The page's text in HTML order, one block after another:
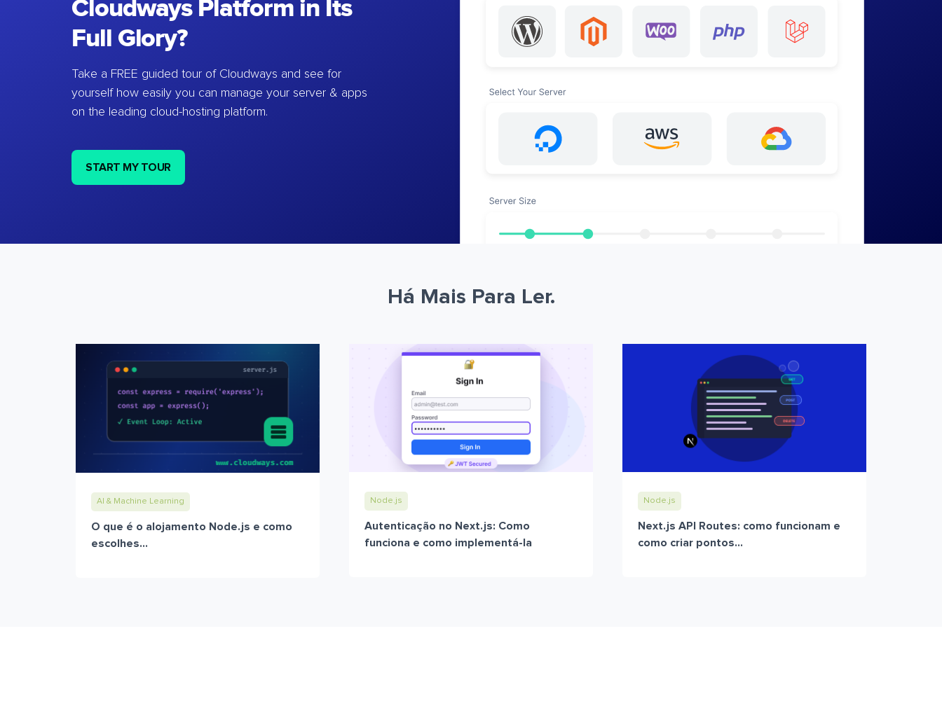
Cloudways Platform in Its
Full Glory?
Take a FREE guided tour of Cloudways and see for
yourself how easily you can manage your server & apps
on the leading cloud-hosting platform.
START MY TOUR
Há Mais Para Ler.
AI & Machine Learning
O que é o alojamento Node.js e como
escolhes...
Node.js
Autenticação no Next.js: Como
funciona e como implementá-la
Node.js
Next.js API Routes: como funcionam e
como criar pontos...